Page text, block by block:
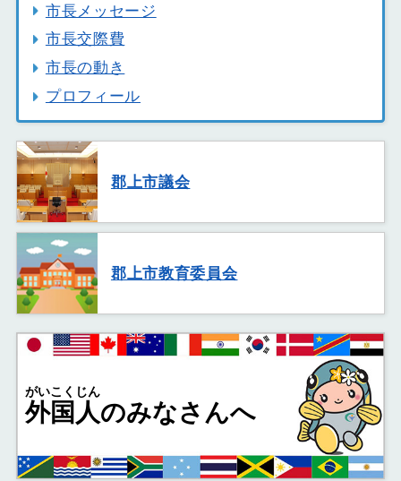
市長メッセージ
市長交際費
市長の動き
プロフィール
郡上市議会
郡上市教育委員会
外国人
がいこくじん
のみなさんへ